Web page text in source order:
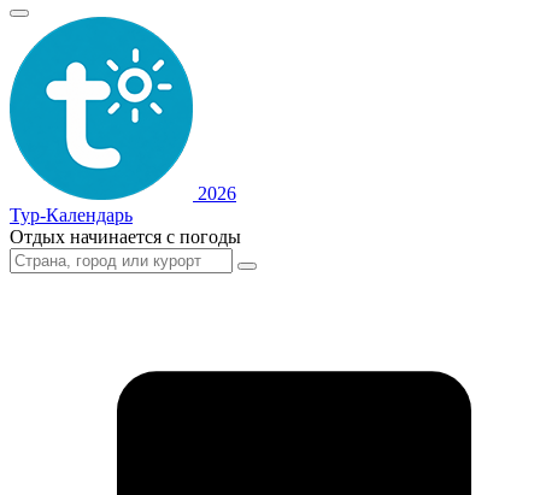
2026
Тур-Календарь
Отдых начинается с погоды